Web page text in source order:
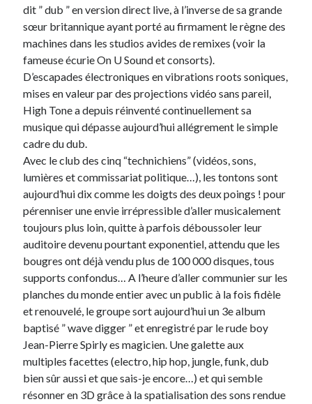
A Lyon
Bon plan du dimanche
Coup de coeur
Daddy
Engagé
Geek
Green
Humeur
Lectures
Lyon
Lyon à Livre Ouvert
Mini-monsieur
Non classé
Parole de Follower
Patchwork
Photos
Post inutile
Proust
Sons
Sorties cuculturelles
Tavukoi
Vidéos
dit ” dub ” en version direct live, à l’inverse de sa grande
sœur britannique ayant porté au firmament le règne des
machines dans les studios avides de remixes (voir la
fameuse écurie On U Sound et consorts).
D’escapades électroniques en vibrations roots soniques,
mises en valeur par des projections vidéo sans pareil,
High Tone a depuis réinventé continuellement sa
musique qui dépasse aujourd’hui allégrement le simple
cadre du dub.
Avec le club des cinq “technichiens” (vidéos, sons,
lumières et commissariat politique…), les tontons sont
aujourd’hui dix comme les doigts des deux poings ! pour
pérenniser une envie irrépressible d’aller musicalement
toujours plus loin, quitte à parfois déboussoler leur
auditoire devenu pourtant exponentiel, attendu que les
bougres ont déjà vendu plus de 100 000 disques, tous
supports confondus… A l’heure d’aller communier sur les
planches du monde entier avec un public à la fois fidèle
et renouvelé, le groupe sort aujourd’hui un 3e album
baptisé ” wave digger ” et enregistré par le rude boy
Jean-Pierre Spirly es magicien. Une galette aux
multiples facettes (electro, hip hop, jungle, funk, dub
bien sûr aussi et que sais-je encore…) et qui semble
résonner en 3D grâce à la spatialisation des sons rendue